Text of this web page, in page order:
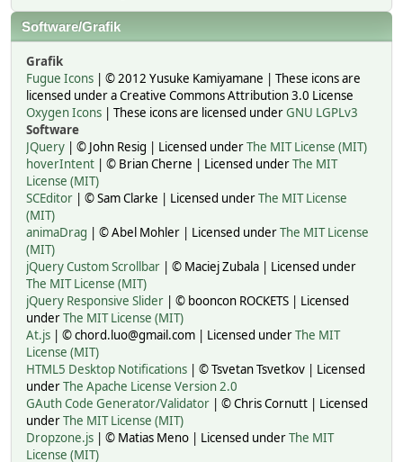
Software/Grafik
Grafik
Fugue Icons | © 2012 Yusuke Kamiyamane | These icons are
licensed under a Creative Commons Attribution 3.0 License
Oxygen Icons | These icons are licensed underGNU LGPLv3
Software
JQuery | © John Resig | Licensed underThe MIT License (MIT)
hoverIntent | © Brian Cherne | Licensed underThe MIT
License (MIT)
SCEditor | © Sam Clarke | Licensed underThe MIT License
(MIT)
animaDrag | © Abel Mohler | Licensed underThe MIT License
(MIT)
jQuery Custom Scrollbar | © Maciej Zubala | Licensed under
The MIT License (MIT)
jQuery Responsive Slider | © booncon ROCKETS | Licensed
underThe MIT License (MIT)
At.js | © chord.luo@gmail.com | Licensed underThe MIT
License (MIT)
HTML5 Desktop Notifications | © Tsvetan Tsvetkov | Licensed
underThe Apache License Version 2.0
GAuth Code Generator/Validator | © Chris Cornutt | Licensed
underThe MIT License (MIT)
Dropzone.js | © Matias Meno | Licensed underThe MIT
License (MIT)